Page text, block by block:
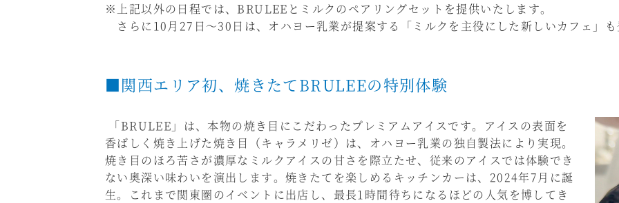
※上記以外の日程では、BRULEEとミルクのペアリングセットを提供いたします。
さらに10月27日～30日は、オハヨー乳業が提案する「ミルクを主役にした新しいカフェ」も
■関西エリア初、焼きたてBRULEEの特別体験
「BRULEE」は、本物の焼き目にこだわったプレミアムアイスです。アイスの表面を
香ばしく焼き上げた焼き目（キャラメリゼ）は、オハヨー乳業の独自製法により実現。
焼き目のほろ苦さが濃厚なミルクアイスの甘さを際立たせ、従来のアイスでは体験でき
ない奥深い味わいを演出します。焼きたてを楽しめるキッチンカーは、2024年7月に誕
生。これまで関東圏のイベントに出店し、最長1時間待ちになるほどの人気を博してき